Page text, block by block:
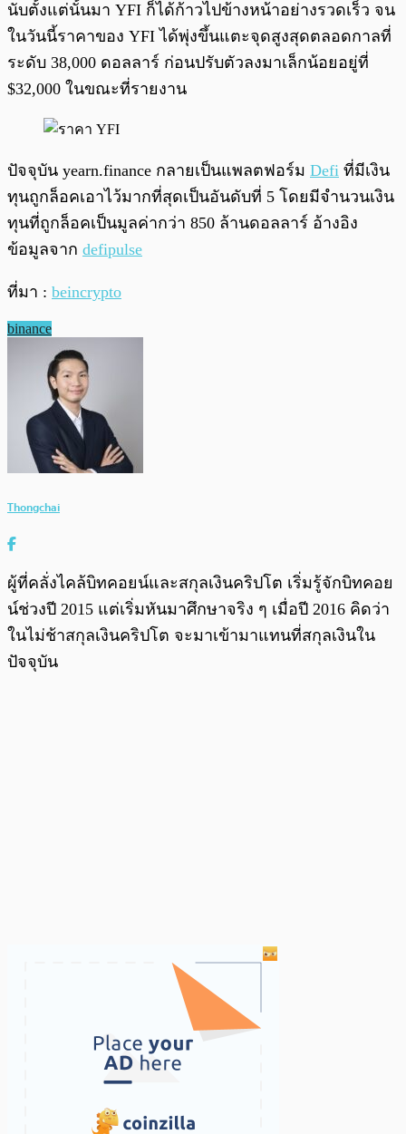
นับตั้งแต่นั้นมา YFI ก็ได้ก้าวไปข้างหน้าอย่างรวดเร็ว จน
ในวันนี้ราคาของ YFI ได้พุ่งขึ้นแตะจุดสูงสุดตลอดกาลที่
ระดับ 38,000 ดอลลาร์ ก่อนปรับตัวลงมาเล็กน้อยอยู่ที่
$32,000 ในขณะที่รายงาน
ปัจจุบัน yearn.finance กลายเป็นแพลตฟอร์ม Defi ที่มีเงิน
ทุนถูกล็อคเอาไว้มากที่สุดเป็นอันดับที่ 5 โดยมีจำนวนเงิน
ทุนที่ถูกล็อคเป็นมูลค่ากว่า 850 ล้านดอลลาร์ อ้างอิง
ข้อมูลจาก defipulse
ที่มา : beincrypto
binance
Thongchai
ผู้ที่คลั่งไคล้บิทคอยน์และสกุลเงินคริปโต เริ่มรู้จักบิทคอย
น์ช่วงปี 2015 แต่เริ่มหันมาศึกษาจริง ๆ เมื่อปี 2016 คิดว่า
ในไม่ช้าสกุลเงินคริปโต จะมาเข้ามาแทนที่สกุลเงินใน
ปัจจุบัน